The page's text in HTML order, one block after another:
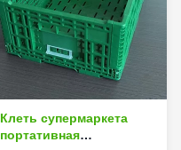
Клеть супермаркета
портативная